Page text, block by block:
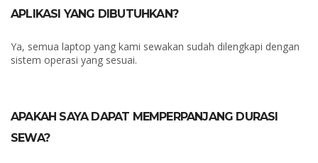
APLIKASI YANG DIBUTUHKAN?
Ya, semua laptop yang kami sewakan sudah dilengkapi dengan
sistem operasi yang sesuai.
APAKAH SAYA DAPAT MEMPERPANJANG DURASI
SEWA?